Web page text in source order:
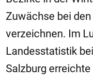
Zuwächse bei
verzeichnen. Im
Landesstatistik
Salzburg